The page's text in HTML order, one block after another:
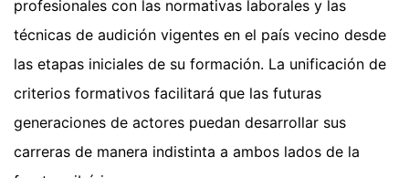
profesionales con las normativas laborales y las
técnicas de audición vigentes en el país vecino desde
las etapas iniciales de su formación. La unificación de
criterios formativos facilitará que las futuras
generaciones de actores puedan desarrollar sus
carreras de manera indistinta a ambos lados de la